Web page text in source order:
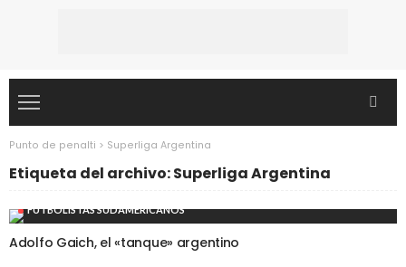
Punto de penalti > Superliga Argentina
Etiqueta del archivo: Superliga Argentina
FUTBOLISTAS SUDAMERICANOS
Adolfo Gaich, el «tanque» argentino